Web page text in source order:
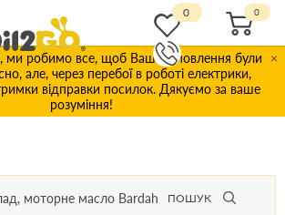
ми робимо все, щоб Ваші замовлення були
але, через перебої в роботі електрики,
відправки посилок. Дякуємо за ваше
розуміння!
×
ПОШУК
0